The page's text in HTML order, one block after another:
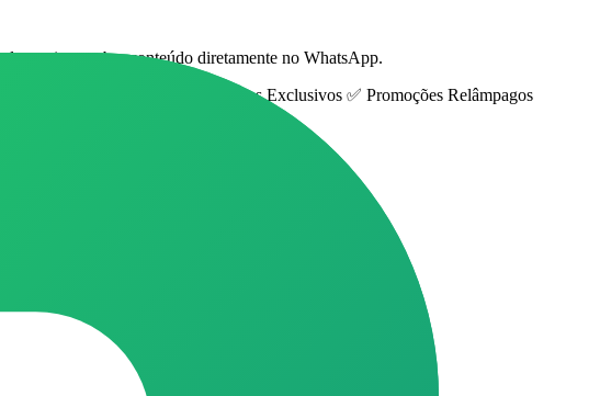
permite receber conteúdo diretamente no WhatsApp.
com até 80% OFF ✅ Cupons Exclusivos ✅ Promoções Relâmpagos